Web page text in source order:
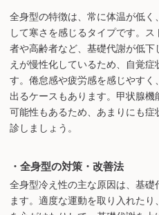
全身型の特徴は、常に体温が低
して寒さを感じるタイプです。
者や高齢者など、基礎代謝が低
えが慢性化しているため、自覚
す。倦怠感や疲労感を感じやす
出るケースもあります。甲状腺
可能性もあるため、あまりにも
診しましょう。
・全身型の対策・改善法
全身型冷え性の主な原因は、基礎
ます。適度な運動を取り入れた